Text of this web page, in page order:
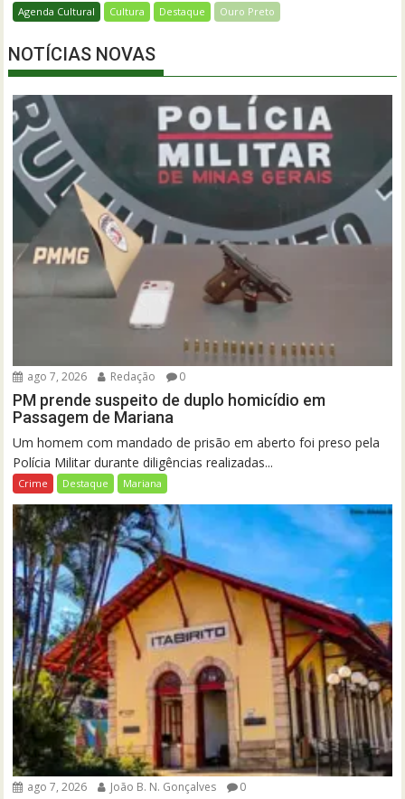
Agenda Cultural Cultura Destaque Ouro Preto
NOTÍCIAS NOVAS
ago 7, 2026 Redação 0
PM prende suspeito de duplo homicídio em
Passagem de Mariana
Um homem com mandado de prisão em aberto foi preso pela
Polícia Militar durante diligências realizadas...
Crime Destaque Mariana
ago 7, 2026 João B. N. Gonçalves 0